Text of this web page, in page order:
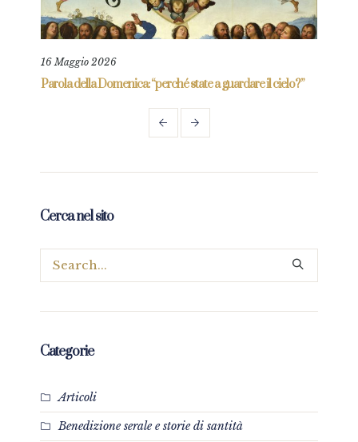
16 Maggio 2026
Parola della Domenica: “perché state a guardare il cielo?”
Cerca nel sito
Categorie
Articoli
Benedizione serale e storie di santità